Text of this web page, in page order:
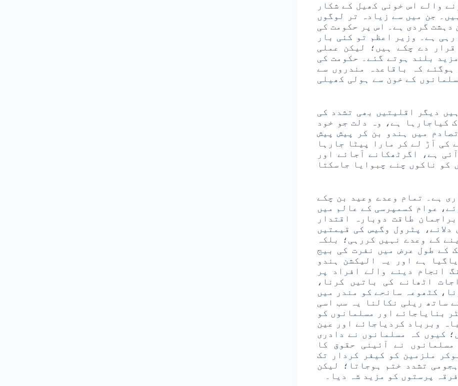
والے اس خونی کھیل کے شکار
۱۵۰ افراد ہوچکے ہیں۔ جن میں سے زیادہ تر لوگوں
دہشت گردی ہے۔ اس پر حکومت کی
ہے۔ وزیر اعظم تو کئی بار
دے چکے ہیں؛ لیکن عملی
بلند ہوتے گئے۔ حکومت کی
کہ باقاعدہ مندروں سے
کے خون سے ہولی کھیلی
دیگر اقلیتیں بھی تشدد کی
کیاجارہا ہے، وہ دلت جو خود
میں ہندو بن کر پیش پیش
کی آڑ لے کر مارا پیٹا جارہا
ہے، اگرٹھکانے آجائے اور
کو ناکوں چنے چبوایا جاسکتا
جاری ہے۔ تمام وعدے وعید بن چکے
عوام کسمپرسی کے عالم میں
طاقت دوبارہ اقتدار
پٹرول وگیس کی قیمتیں
کے وعدے نہیں کررہی؛ بلکہ
کے طول عرض میں نفرت کی بیج
ہے اور یہ الیکشن ہندو
انجام دینے والے افراد پر
اٹھانے کی باتیں کرنا،
کٹھوعہ سانحے کو مندر میں
ساتھ ریلی نکالنا یہ سب اسی
بنایاجائے اور مسلمانوں کو
وبرباد کردیاجائے اور عین
کیوں کہ مسلمانوں نے دادری
نے آئینی حقوق کا
ملزمین کو کیفر کردار تک
تشدد ختم ہوجاتا؛ لیکن
پرستوں کو مزید شہ دیا۔